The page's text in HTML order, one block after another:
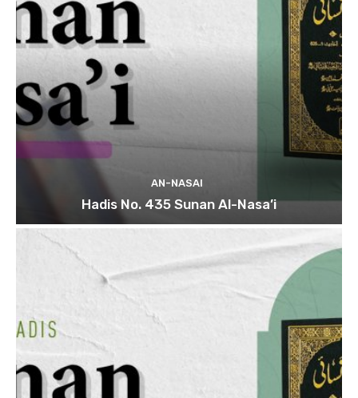
AN-NASAI
Hadis No. 435 Sunan Al-Nasa’i